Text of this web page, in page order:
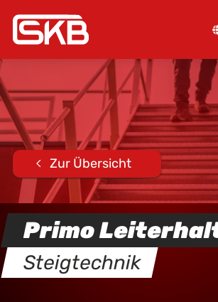
Zur Übersicht
Primo
Steigtechnik